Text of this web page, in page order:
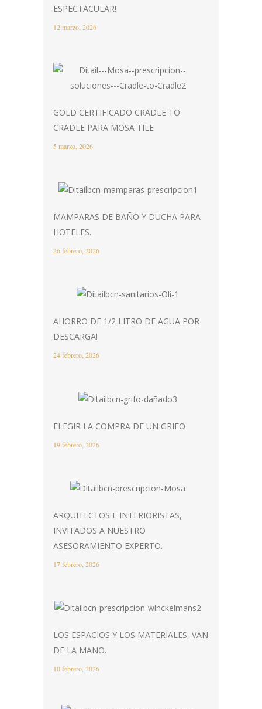
ESPECTACULAR!
12 marzo, 2026
GOLD CERTIFICADO CRADLE TO
CRADLE PARA MOSA TILE
5 marzo, 2026
MAMPARAS DE BAÑO Y DUCHA PARA
HOTELES.
26 febrero, 2026
AHORRO DE 1/2 LITRO DE AGUA POR
DESCARGA!
24 febrero, 2026
ELEGIR LA COMPRA DE UN GRIFO
19 febrero, 2026
ARQUITECTOS E INTERIORISTAS,
INVITADOS A NUESTRO
ASESORAMIENTO EXPERTO.
17 febrero, 2026
LOS ESPACIOS Y LOS MATERIALES, VAN
DE LA MANO.
10 febrero, 2026